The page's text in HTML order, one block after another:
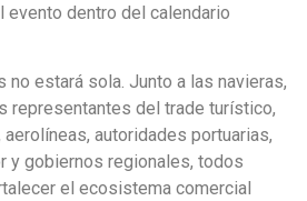
dentro del calendario
no estará sola. Junto a las navieras,
representantes del trade turístico,
autoridades portuarias,
y gobiernos regionales, todos
el ecosistema comercial